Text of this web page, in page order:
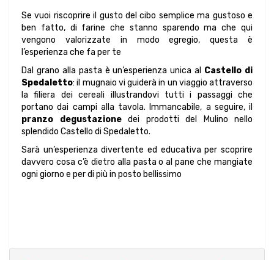
Se vuoi riscoprire il gusto del cibo semplice ma gustoso e
ben fatto, di farine che stanno sparendo ma che qui
vengono valorizzate in modo egregio, questa è
l’esperienza che fa per te
Dal grano alla pasta è un’esperienza unica al Castello di
Spedaletto: il mugnaio vi guiderà in un viaggio attraverso
la filiera dei cereali illustrandovi tutti i passaggi che
portano dai campi alla tavola. Immancabile, a seguire, il
pranzo degustazionedei prodotti del Mulino nello
splendido Castello di Spedaletto.
Sarà un’esperienza divertente ed educativa per scoprire
davvero cosa c’è dietro alla pasta o al pane che mangiate
ogni giorno e per di più in posto bellissimo